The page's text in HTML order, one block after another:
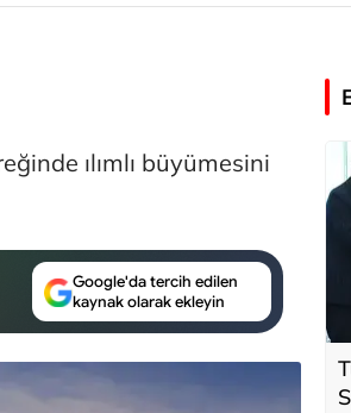
ılımlı büyümesini
Google'da tercih edilen
kaynak olarak ekleyin